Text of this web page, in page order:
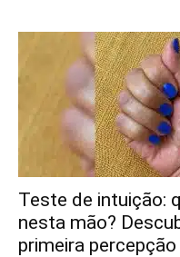
Teste de intuição:
nesta mão?
primeira percepção